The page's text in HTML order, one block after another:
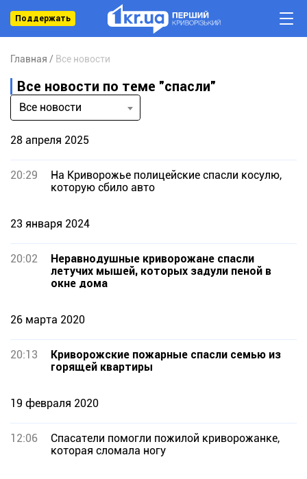
Поддержать
Главная Все новости
Все новости по теме "спасли"
Все новости
28 апреля 2025
20:29
На Криворожье полицейские спасли косулю,
которую сбило авто
23 января 2024
20:02
Неравнодушные криворожане спасли
летучих мышей, которых задули пеной в
окне дома
26 марта 2020
20:13
Криворожские пожарные спасли семью из
горящей квартиры
19 февраля 2020
12:06
Спасатели помогли пожилой криворожанке,
которая сломала ногу